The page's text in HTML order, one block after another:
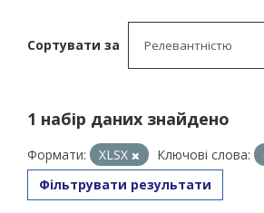
Сортувати за
1 набір даних знайдено
Формати: XLSX Ключові слова:
Фільтрувати результати